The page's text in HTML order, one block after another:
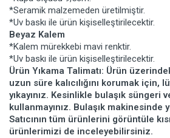
*Seramik malzemeden üretilmiştir.
*Uv baskı ile ürün kişiselleştirilecektir.
Beyaz Kalem
*Kalem mürekkebi mavi renktir.
*Uv baskı ile ürün kişiselleştirilecektir.
Ürün Yıkama Talimatı: Ürün
uzun süre kalıcılığını korumak için,
yıkayınız. Kesinlikle bulaşık süngeri
kullanmayınız. Bulaşık makinesinde
Satıcının tüm ürünlerini görüntüle
ürünlerimizi de inceleyebilirsiniz.